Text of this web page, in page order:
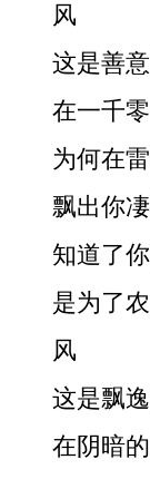
风
这是善
在一千
为何在
飘出你
知道了
是为了
风
这是飘
在阴暗